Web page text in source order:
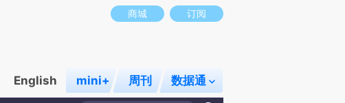
商城 订阅
English mini+ 周刊 数据通